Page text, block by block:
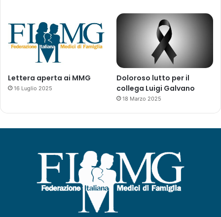
Lettera aperta ai MMG
16 Luglio 2025
Doloroso lutto per il
collega Luigi Galvano
18 Marzo 2025